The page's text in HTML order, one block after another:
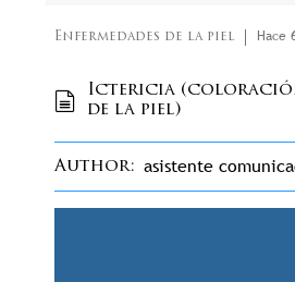
Enfermedades de la piel Hace
Ictericia
de la piel)
Author asistente